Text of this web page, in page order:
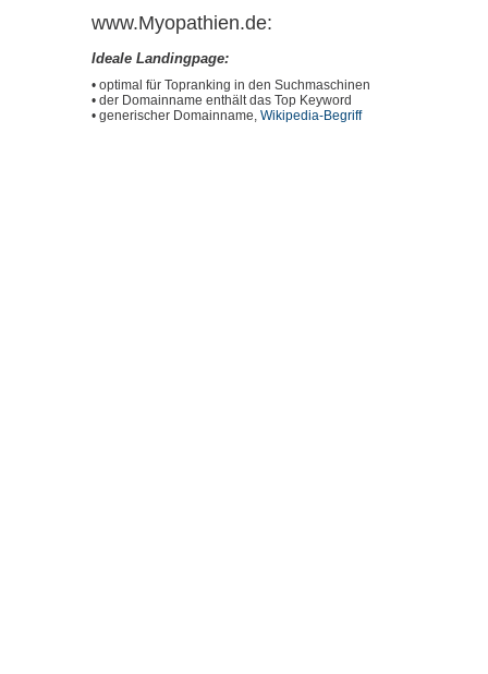
www.Myopathien.de:
Ideale Landingpage:
• optimal für Topranking in den Suchmaschinen
• der Domainname enthält das Top Keyword
• generischer Domainname, Wikipedia-Begriff